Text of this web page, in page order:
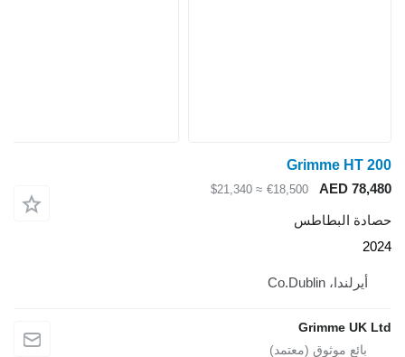
Grimme HT 200
AED 78,480
€18,500
≈ $21,340
حصادة البطاطس
2024
أيرلندا، Co.Dublin
Grimme UK Ltd